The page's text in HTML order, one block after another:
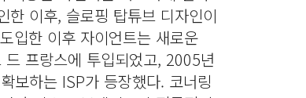
한 이후, 슬로핑 탑튜브 디자인이
입한 이후 자이언트는 새로운
프랑스에 투입되었고, 2005년
보하는 ISP가 등장했다. 코너링